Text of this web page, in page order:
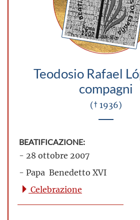
Teodosio Rafael
compagni
(† 1936)
BEATIFICAZIONE:
- 28 ottobre 2007
- Papa Benedetto XVI
Celebrazione